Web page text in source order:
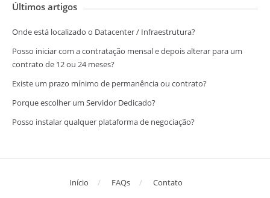
Últimos artigos
Onde está localizado o Datacenter / Infraestrutura?
Posso iniciar com a contratação mensal e depois alterar para um
contrato de 12 ou 24 meses?
Existe um prazo mínimo de permanência ou contrato?
Porque escolher um Servidor Dedicado?
Posso instalar qualquer plataforma de negociação?
Início FAQs Contato